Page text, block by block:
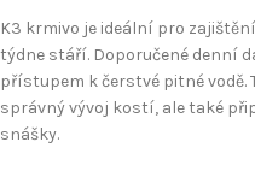
K3 krmivo je ideální pro
týdne stáří. Doporučené denní
přístupem k čerstvé pitné vodě.
správný vývoj kostí, ale také
snášky.